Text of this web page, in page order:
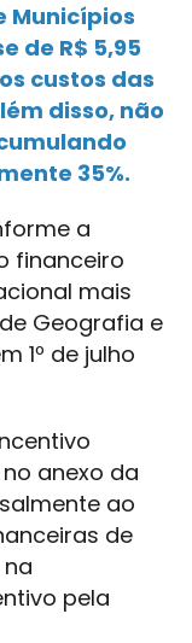
Municípios
de R$ 5,95
custos das
disso, não
35%.
a
financeiro
mais
Geografia e
1º de julho
anexo da
ao
de
pela